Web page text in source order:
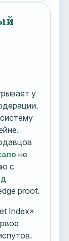
у
не
с
proof.
Index»